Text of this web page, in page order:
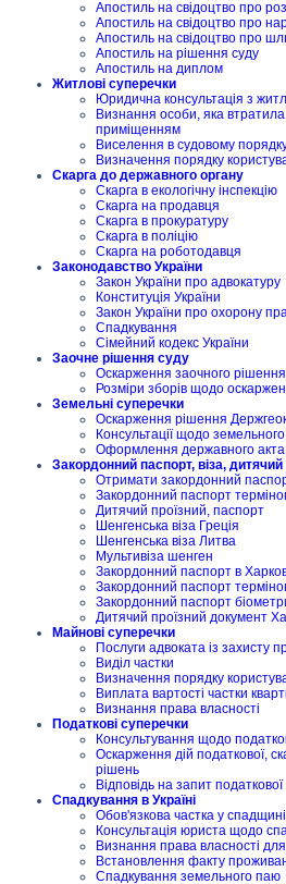
Апостиль на свідоцтво про
Апостиль на свідоцтво про
Апостиль на свідоцтво про
Апостиль на рішення суду
Апостиль на диплом
Житлові суперечки
Юридична консультація з
Визнання особи, яка
приміщенням
Виселення в судовому
Визначення порядку
Скарга до державного органу
Скарга в екологічну інспекцію
Скарга на продавця
Скарга в прокуратуру
Скарга в поліцію
Скарга на роботодавця
Законодавство України
Закон України про адвокатуру
Конституція України
Закон України про охорону
Спадкування
Сімейний кодекс України
Заочне рішення суду
Оскарження заочного рішення
Розміри зборів щодо
Земельні суперечки
Оскарження рішення
Консультації щодо
Оформлення державного
Закордонний паспорт, віза, дитячий
Отримати закордонний
Закордонний паспорт
Дитячий проїзний, паспорт
Шенгенська віза Греція
Шенгенська віза Литва
Мультивіза шенген
Закордонний паспорт в
Закордонний паспорт
Закордонний паспорт
Дитячий проїзний документ
Майнові суперечки
Послуги адвоката із захисту
Виділ частки
Визначення порядку
Виплата вартості частки
Визнання права власності
Податкові суперечки
Консультування щодо
Оскарження дій податкової,
рішень
Відповідь на запит податкової
Спадкування в Україні
Обов'язкова частка у спадщині
Консультація юриста щодо
Визнання права власності
Встановлення факту
Спадкування земельного паю